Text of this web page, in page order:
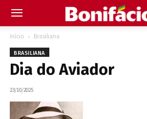
Início Brasiliana
BRASILIANA
Dia do Aviador
23/10/2025